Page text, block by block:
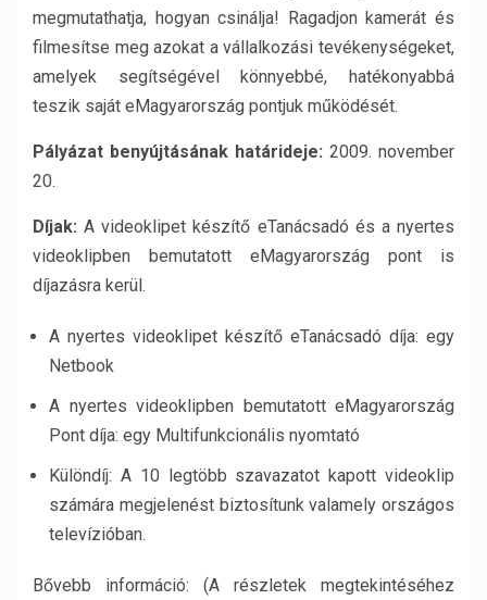
megmutathatja, hogyan csinálja! Ragadjon kamerát és
filmesítse meg azokat a vállalkozási tevékenységeket,
amelyek segítségével könnyebbé, hatékonyabbá
teszik saját eMagyarország pontjuk működését.
Pályázat benyújtásának határideje: 2009. november
20.
Díjak:A videoklipet készítő eTanácsadó és a nyertes
videoklipben bemutatott eMagyarország pont is
díjazásra kerül.
A nyertes videoklipet készítő eTanácsadó díja: egy
Netbook
A nyertes videoklipben bemutatott eMagyarország
Pont díja: egy Multifunkcionális nyomtató
Különdíj: A 10 legtöbb szavazatot kapott videoklip
számára megjelenést biztosítunk valamely országos
televízióban.
Bővebb információ: (A részletek megtekintéséhez